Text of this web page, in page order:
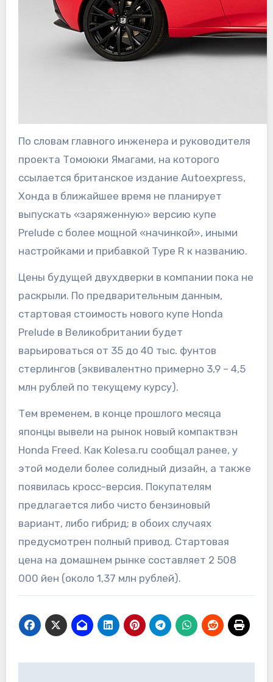
По словам главного инженера и руководителя
проекта Томоюки Ямагами, на которого
ссылается британское издание Autoexpress,
Хонда в ближайшее время не планирует
выпускать «заряженную» версию купе
Prelude с более мощной «начинкой», иными
настройками и прибавкой Type R к названию.
Цены будущей двухдверки в компании пока не
раскрыли. По предварительным данным,
стартовая стоимость нового купе Honda
Prelude в Великобритании будет
варьироваться от 35 до 40 тыс. фунтов
стерлингов (эквивалентно примерно 3,9 – 4,5
млн рублей по текущему курсу).
Тем временем, в конце прошлого месяца
японцы вывели на рынок новый компактвэн
Honda Freed. Как Kolesa.ru сообщал ранее, у
этой модели более солидный дизайн, а также
появилась кросс-версия. Покупателям
предлагается либо чисто бензиновый
вариант, либо гибрид; в обоих случаях
предусмотрен полный привод. Стартовая
цена на домашнем рынке составляет 2 508
000 йен (около 1,37 млн рублей).